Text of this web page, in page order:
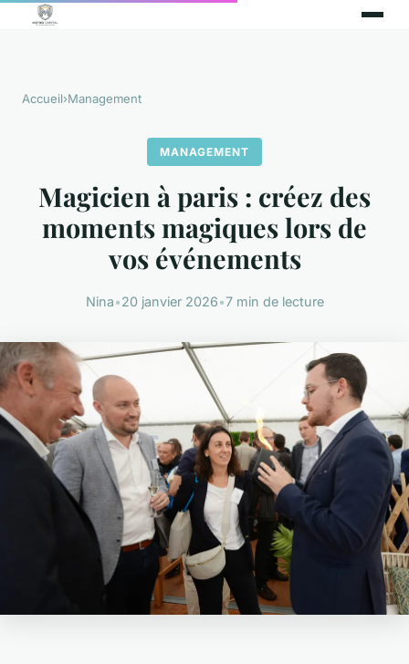
Accueil›Management
MANAGEMENT
Magicien à paris : créez des
moments magiques lors de
vos événements
Nina•20 janvier 2026•7 min de lecture